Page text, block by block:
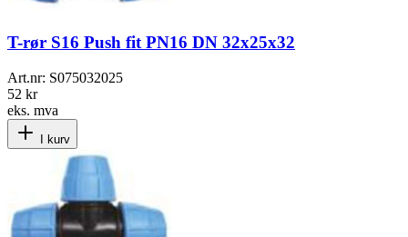
T-rør S16 Push fit PN16 DN 32x25x32
Art.nr: S075032025
52 kr
eks. mva
I kurv